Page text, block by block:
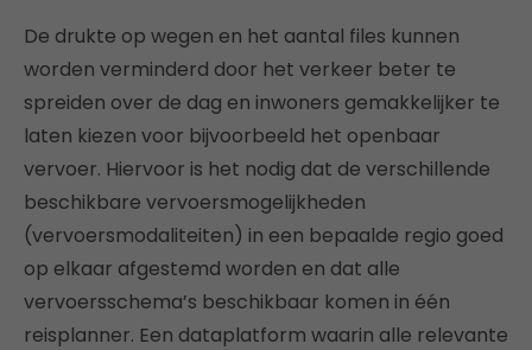
De drukte op wegen en het aantal files kunnen
worden verminderd door het verkeer beter te
spreiden over de dag en inwoners gemakkelijker te
laten kiezen voor bijvoorbeeld het openbaar
vervoer. Hiervoor is het nodig dat de verschillende
beschikbare vervoersmogelijkheden
(vervoersmodaliteiten) in een bepaalde regio goed
op elkaar afgestemd worden en dat alle
vervoersschema’s beschikbaar komen in één
reisplanner. Een dataplatform waarin alle relevante